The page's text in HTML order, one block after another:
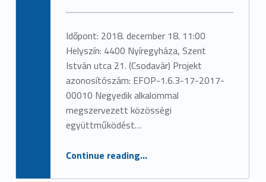
Időpont: 2018. december 18. 11:00
Helyszín: 4400 Nyíregyháza, Szent
István utca 21. (Csodavár) Projekt
azonosítószám: EFOP-1.6.3-17-2017-
00010 Negyedik alkalommal
megszervezett közösségi
együttműködést…
Continue reading“Közösségi együttműködést erősítő rendezvény – Nyíregyháza – Időpont: 2018. december 18.”
…